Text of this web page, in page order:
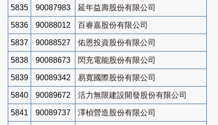
5835 90087983 延年益壽股份有限公司
5836 90088012 百睿嘉股份有限公司
5837 90088527 佑恩投資股份有限公司
5838 90088673 閃充電能股份有限公司
5839 90089342 易寬國際股份有限公司
5840 90089672 活力無限建設開發股份有限公司
5841 90089737 澤楨營造股份有限公司